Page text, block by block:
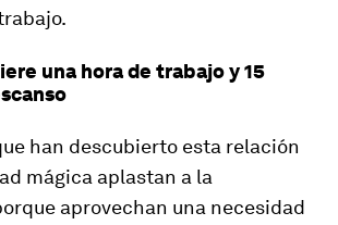
una hora de trabajo y 15
han descubierto esta relación
mágica aplastan a la
aprovechan una necesidad